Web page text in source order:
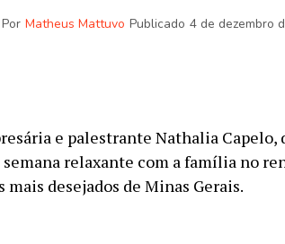
Por Matheus Mattuvo Publicado 4 de dezembro
e palestrante Nathalia
relaxante com a família no
mais desejados de Minas Gerais.